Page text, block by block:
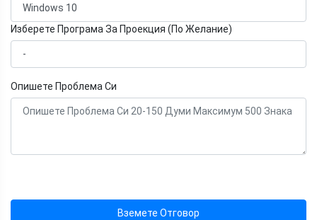
Изберете Програма За Проекция (По Желание)
Опишете Проблема Си
Вземете Отговор